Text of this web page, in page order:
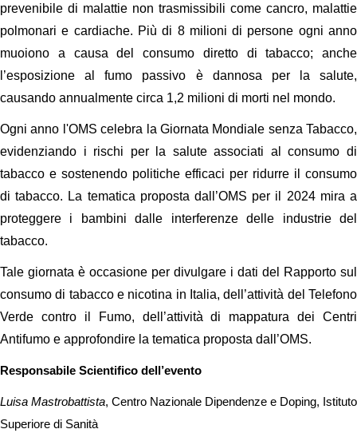
prevenibile di malattie non trasmissibili come cancro, malattie
polmonari e cardiache. Più di 8 milioni di persone ogni anno
muoiono a causa del consumo diretto di tabacco; anche
l’esposizione al fumo passivo è dannosa per la salute,
causando annualmente circa 1,2 milioni di morti nel mondo.
Ogni anno l'OMS celebra la Giornata Mondiale senza Tabacco,
evidenziando i rischi per la salute associati al consumo di
tabacco e sostenendo politiche efficaci per ridurre il consumo
di tabacco. La tematica proposta dall’OMS per il 2024 mira a
proteggere i bambini dalle interferenze delle industrie del
tabacco.
Tale giornata è occasione per divulgare i dati del Rapporto sul
consumo di tabacco e nicotina in Italia, dell’attività del Telefono
Verde contro il Fumo, dell’attività di mappatura dei Centri
Antifumo e approfondire la tematica proposta dall’OMS.
Responsabile Scientifico dell’evento
Luisa Mastrobattista, Centro Nazionale Dipendenze e Doping, Istituto
Superiore di Sanità